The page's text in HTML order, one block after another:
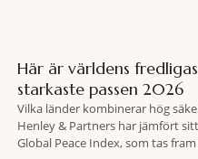
Här är världens
starkaste passen 2026
Vilka länder kombinerar hög
Henley & Partners har jämfört
Global Peace Index, som tas